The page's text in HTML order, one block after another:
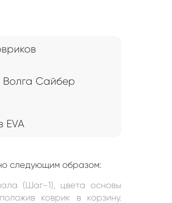
Волга Сайбер
EVA
следующим образом:
(Шаг-1), цвета основы
коврик в корзину.